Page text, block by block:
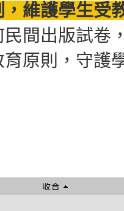
維護學生受
間出版試卷
原則，守護